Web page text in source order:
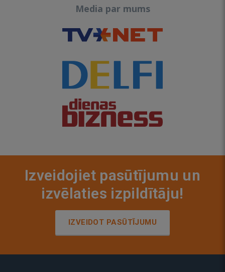
Media par mums
Izveidojiet pasūtījumu un
izvēlaties izpildītāju!
IZVEIDOT PASŪTĪJUMU